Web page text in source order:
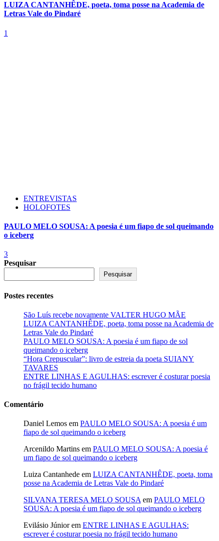
LUIZA CANTANHÊDE, poeta, toma posse na Academia de
Letras Vale do Pindaré
1
ENTREVISTAS
HOLOFOTES
PAULO MELO SOUSA: A poesia é um fiapo de sol queimando
o iceberg
3
Pesquisar
Pesquisar
Postes recentes
São Luís recebe novamente VALTER HUGO MÃE
LUIZA CANTANHÊDE, poeta, toma posse na Academia de
Letras Vale do Pindaré
PAULO MELO SOUSA: A poesia é um fiapo de sol
queimando o iceberg
“Hora Crepuscular”: livro de estreia da poeta SUIANY
TAVARES
ENTRE LINHAS E AGULHAS: escrever é costurar poesia
no frágil tecido humano
Comentário
Daniel Lemos em PAULO MELO SOUSA: A poesia é um
fiapo de sol queimando o iceberg
Arcenildo Martins em PAULO MELO SOUSA: A poesia é
um fiapo de sol queimando o iceberg
Luiza Cantanhede em LUIZA CANTANHÊDE, poeta, toma
posse na Academia de Letras Vale do Pindaré
SILVANA TERESA MELO SOUSA em PAULO MELO
SOUSA: A poesia é um fiapo de sol queimando o iceberg
Evilásio Júniorem ENTRE LINHAS E AGULHAS:
escrever é costurar poesia no frágil tecido humano